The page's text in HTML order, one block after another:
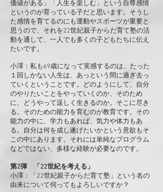
価値がある」「人生を楽しむ」という自尊感情
というのが育っている子だと思います。そうし
た感情を育てるのにも運動やスポーツが重要と
思うので、それを22世紀親子からだ育て塾の活
動を通して、一人でも多くの子どもたちに伝え
たいです。
小澤：私も69歳になって実感するのは、たった
１回しかない人生は、あっという間に過ぎ去っ
ていくということです。どのようにして、自分
のやりたいことをやっていくのか、そのため
に、どうやって逞しく生きるのか。そこに尽き
る。そのための能力を育むのが教育です。その
能力の中に、学力もあれば、気力や体力もあ
る。自分は何を成し遂げたいかという意欲もそ
この中にあります。それには単純なプログラム
などではない、多様な経験が必要なのです。
第2弾 「22世紀を考える」
小澤：「22世紀親子からだ育て塾」という名の
由来について伺ってもよろしいですか？